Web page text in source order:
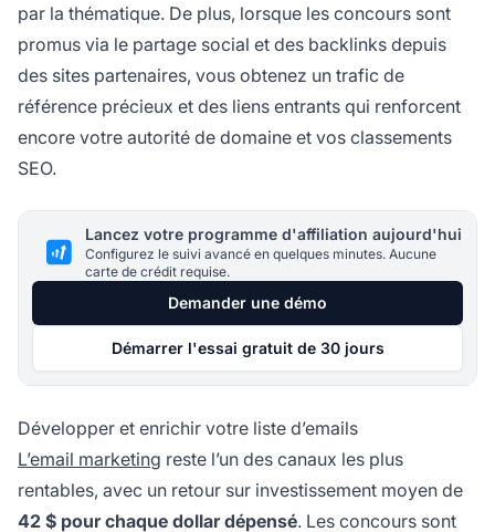
par la thématique. De plus, lorsque les concours sont
promus via le partage social et des backlinks depuis
des sites partenaires, vous obtenez un trafic de
référence précieux et des liens entrants qui renforcent
encore votre autorité de domaine et vos classements
SEO.
Lancez votre programme d'affiliation aujourd'hui
Configurez le suivi avancé en quelques minutes. Aucune
carte de crédit requise.
Demander une démo
Démarrer l'essai gratuit de 30 jours
Développer et enrichir votre liste d’emails
L’email marketing reste l’un des canaux les plus
rentables, avec un retour sur investissement moyen de
42 $ pour chaque dollar dépensé. Les concours sont